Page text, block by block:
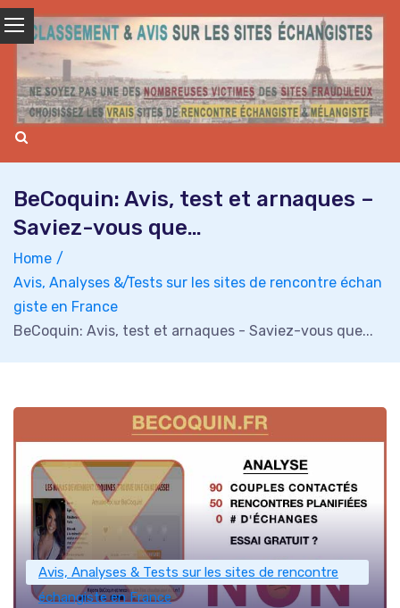
Skip
to
content
BeCoquin: Avis, test et arnaques –
Saviez-vous que…
Home
Avis, Analyses & Tests sur les sites de rencontre échan
giste en France
BeCoquin: Avis, test et arnaques - Saviez-vous que...
Avis, Analyses & Tests sur les sites de rencontre
échangiste en France